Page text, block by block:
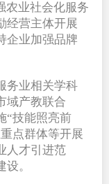
农业社会化服务
经营主体开展
企业加强品牌
务业相关学科
域产教联合
“技能照亮前
点群体等开展
人才引进范
。